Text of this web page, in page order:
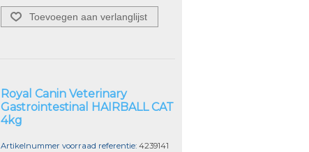
Toevoegen aan verlanglijst
Royal Canin Veterinary
Gastrointestinal HAIRBALL CAT
4kg
Artikelnummer voorraad referentie: 4239141